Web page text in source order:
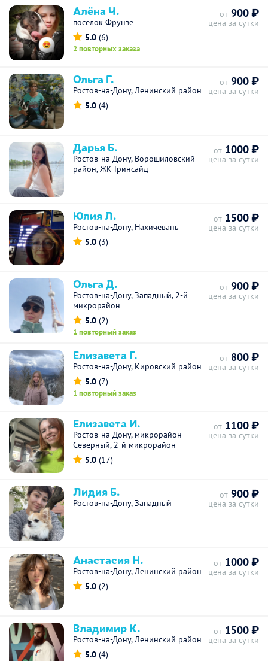
Алёна Ч.
посёлок Фрунзе
5.0 (6)
2 повторных заказа
от 900 ₽
цена за сутки
Ольга Г.
Ростов-на-Дону, Ленинский район
5.0 (4)
от 900 ₽
цена за сутки
Дарья Б.
Ростов-на-Дону, Ворошиловский
район, ЖК Гринсайд
от 1000 ₽
цена за сутки
Юлия Л.
Ростов-на-Дону, Нахичевань
5.0 (3)
от 1500 ₽
цена за сутки
Ольга Д.
Ростов-на-Дону, Западный, 2-й
микрорайон
5.0 (2)
1 повторный заказ
от 900 ₽
цена за сутки
Елизавета Г.
Ростов-на-Дону, Кировский район
5.0 (7)
1 повторный заказ
от 800 ₽
цена за сутки
Елизавета И.
Ростов-на-Дону, микрорайон
Северный, 2-й микрорайон
5.0 (17)
от 1100 ₽
цена за сутки
Лидия Б.
Ростов-на-Дону, Западный
от 900 ₽
цена за сутки
Анастасия Н.
Ростов-на-Дону, Ленинский район
5.0 (2)
от 1000 ₽
цена за сутки
Владимир К.
Ростов-на-Дону, Ленинский район
5.0 (4)
от 1500 ₽
цена за сутки